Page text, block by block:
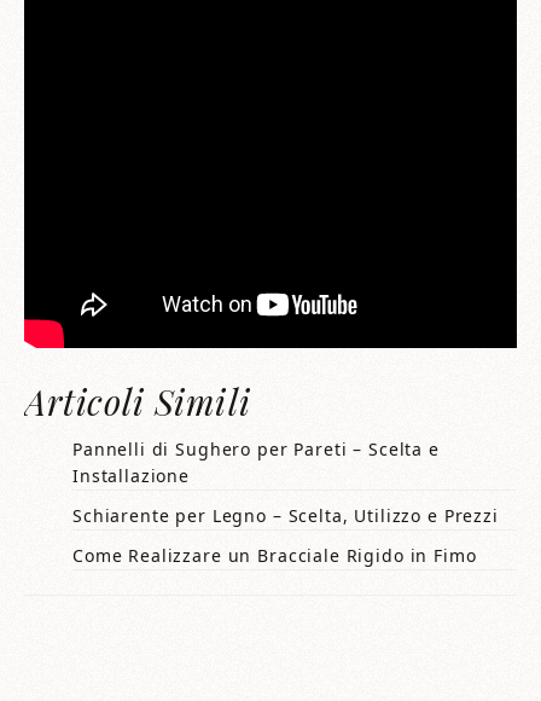
Articoli Simili
Pannelli di Sughero per Pareti – Scelta e
Installazione
Schiarente per Legno – Scelta, Utilizzo e Prezzi
Come Realizzare un Bracciale Rigido in Fimo